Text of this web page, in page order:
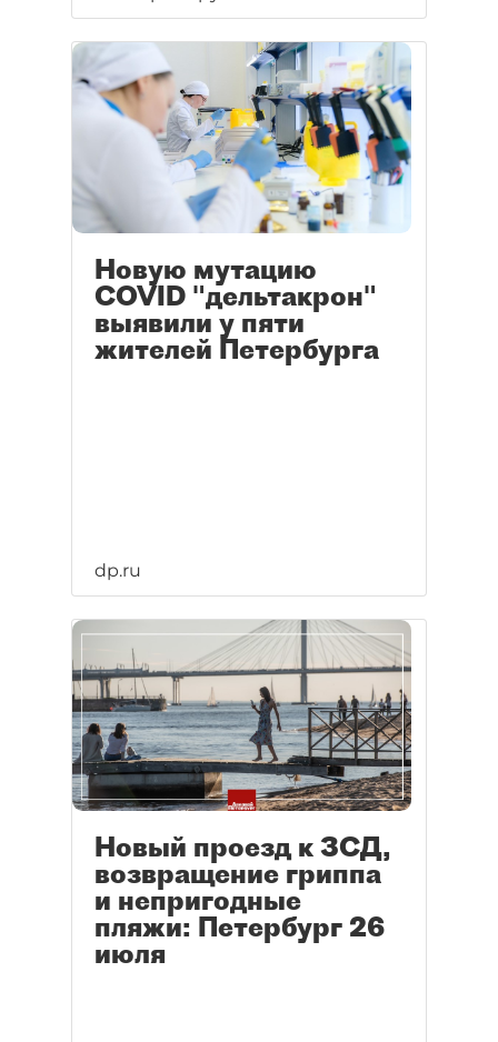
Новую мутацию
COVID "дельтакрон"
выявили у пяти
жителей Петербурга
dp.ru
Новый проезд к ЗСД,
возвращение гриппа
и непригодные
пляжи: Петербург 26
июля